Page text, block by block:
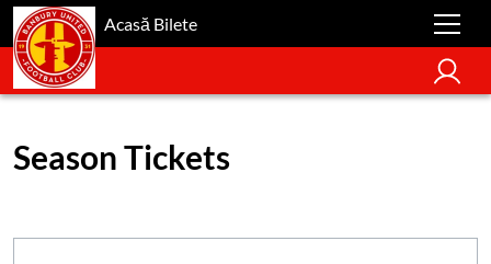
Acasă Bilete
Season Tickets